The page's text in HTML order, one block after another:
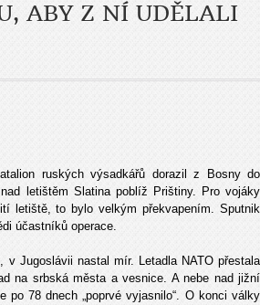
ABY Z NÍ UDĚLALI
ruských výsadkářů dorazil z Bosny do
letištěm Slatina poblíž Prištiny. Pro vojáky
letiště, to bylo velkým překvapením. Sputnik
účastníků operace.
v Jugoslávii nastal mír. Letadla NATO přestala
na srbská města a vesnice. A nebe nad jižní
po 78 dnech „poprvé vyjasnilo“. O konci války